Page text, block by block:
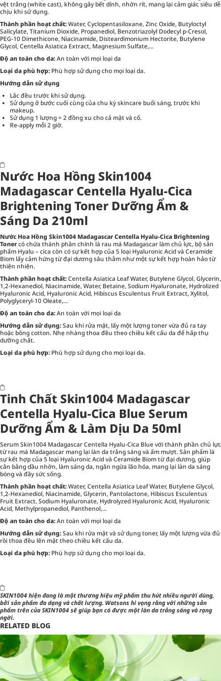
vệt trắng (white cast), không gây bết dính, nhờn rít, mang lại cảm giác siêu dễ
chịu khi sử dụng.
Thành phần hoạt chất:Water, Cyclopentasiloxane, Zinc Oxide, Butyloctyl
Salicylate, Titanium Dioxide, Propanediol, Benzotriazolyl Dodecyl p-Cresol,
PEG-10 Dimethicone, Niacinamide, Disteardimonium Hectorite, Butylene
Glycol, Centella Asiatica Extract, Magnesium Sulfate,…
Độ an toàn cho da:An toàn với mọi loại da
Loại da phù hợp: Phù hợp sử dụng cho mọi loại da.
Hướng dẫn sử dụng
Lắc đều trước khi sử dụng.
Sử dụng ở bước cuối cùng của chu kỳ skincare buổi sáng, trước khi
makeup.
Sử dụng 1 lượng = 2 đồng xu cho cả mặt và cổ.
Re-apply mỗi 2 giờ.
Nước Hoa Hồng Skin1004
Madagascar Centella Hyalu-Cica
Brightening Toner Dưỡng Ẩm &
Sáng Da 210ml
Nước Hoa Hồng Skin1004 Madagascar Centella Hyalu-Cica Brightening
Tonercó chứa thành phần chính là rau má Madagascar làm chủ lực, bộ sản
phẩm Hyalu – cica còn có sự kết hợp của 5 loại Hyaluronic Acid và Ceramide
Biom lấy cảm hứng từ đại dương sâu thẳm như một sự kết hợp hoàn hảo từ
thiên nhiên.
Thành phần hoạt chất:Centella Asiatica Leaf Water, Butylene Glycol, Glycerin,
1,2-Hexanediol, Niacinamide, Water, Betaine, Sodium Hyaluronate, Hydrolized
Hyaluronic Acid, Hyaluronic Acid, Hibiscus Esculentus Fruit Extract, Xylitol,
Polyglyceryl-10 Oleate,…
Độ an toàn cho da:An toàn với mọi loại da
Hướng dẫn sử dụng:Sau khi rửa mặt, lấy một lượng toner vừa đủ ra tay
hoặc bông cotton. Nhẹ nhàng thoa đều theo chiều kết cấu da để hấp thụ
dưỡng chất.
Loại da phù hợp: Phù hợp sử dụng cho mọi loại da.
Tinh Chất Skin1004 Madagascar
Centella Hyalu-Cica Blue Serum
Dưỡng Ẩm & Làm Dịu Da 50ml
Serum Skin1004 Madagascar Centella Hyalu-Cica Blue với thành phần chủ lực
từ rau má Madagascar mang lại làn da trắng sáng và ẩm mượt. Sản phẩm là
sự kết hợp của 5 loại Hyaluronic Acid và Ceramide Biom từ đại dương, giúp
cân bằng dầu nhờn, làm sáng da, ngăn ngừa lão hóa, mang lại làn da sáng
bóng và đầy sức sống.
Thành phần hoạt chất:Water, Centella Asiatica Leaf Water, Butylene Glycol,
1,2-Hexanediol, Niacinamide, Glycerin, Pantolactone, Hibiscus Esculentus
Fruit Extract, Sodium Hyaluronate, Hydrolyzed Hyaluronic Acid, Hyaluronic
Acid, Methylpropanediol, Panthenol,…
Độ an toàn cho da:An toàn với mọi loại da
Hướng dẫn sử dụng:Sau khi rửa mặt và sử dụng toner, lấy một lượng vừa đủ
rồi thoa đều lên mặt theo chiều kết cấu da.
Loại da phù hợp: Phù hợp sử dụng cho mọi loại da.
SKIN1004 hiện đang là một thương hiệu mỹ phẩm thu hút nhiều người dùng,
bởi sản phẩm đa dạng và chất lượng. Watsons hi vọng rằng với những sản
phẩm trên của SKIN1004 sẽ giúp bạn có được một làn da trắng sáng và rạng
ngời.
RELATED BLOG